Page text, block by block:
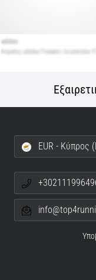
EUR - Κύπρος